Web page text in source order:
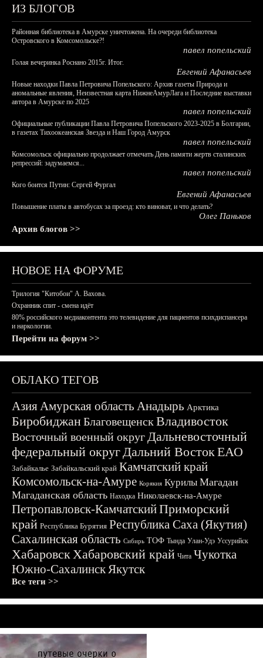
ИЗ БЛОГОВ
Районная библиотека в Амурске уничтожена. На очереди библиотека
Островского в Комсомольске?!
павел попельский
Голая вечеринка Роснано 2015г. Итог.
Евгений Афанасьев
Новые находки Павла Петровича Попельского: Архив газеты Природа и
аномальные явления, Неизвестная карта НижнеАмурЛага и Последние выставки
автора в Амурске по 2025
павел попельский
Официальные публикации Павла Петровича Попельского 2023-2025 в Болгарии,
в газетах Тихоокеанская Звезда и Наш Город Амурск
павел попельский
Комсомольск официально продолжает отмечать День памяти жертв сталинских
репрессий: задумаемся...
павел попельский
Кого боится Путин: Сергей Фургал
Евгений Афанасьев
Повышение платы в автобусах за проезд: кто виноват, и что делать?
Олег Паньков
Архив блогов >>
НОВОЕ НА ФОРУМЕ
Трилогия "Китобои" А. Вахова.
Охранник спит - смена идёт
80% российского медиаконтента это телевидение для пациентов психдиспансера
и наркологии.
Перейти на форум >>
ОБЛАКО ТЕГОВ
АзияАмурская область Анадырь Арктика
БиробиджанБлаговещенскВладивосток
Восточный военный округДальневосточный
федеральный округДальний ВостокЕАО
Забайкалье Забайкальский край Камчатский край
Комсомольск-на-Амуре Корякия Курилы Магадан
Магаданская область Находка Николаевск-на-Амуре
Петропавловск-КамчатскийПриморский
край Республика Бурятия Республика Саха (Якутия)
Сахалинская область Сибирь ТОФ Тында Улан-Удэ Уссурийск
ХабаровскХабаровский край Чита Чукотка
Южно-СахалинскЯкутск
Все теги >>